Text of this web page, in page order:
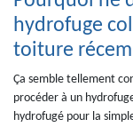
hydrofuge
toiture
Ça semble tellement
procéder à un
hydrofugé pour la